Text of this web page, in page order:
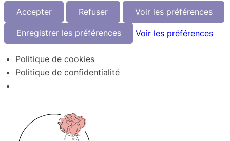
Accepter Refuser Voir les préférences
Enregistrer les préférences Voir les préférences
Politique de cookies
Politique de confidentialité
contenu